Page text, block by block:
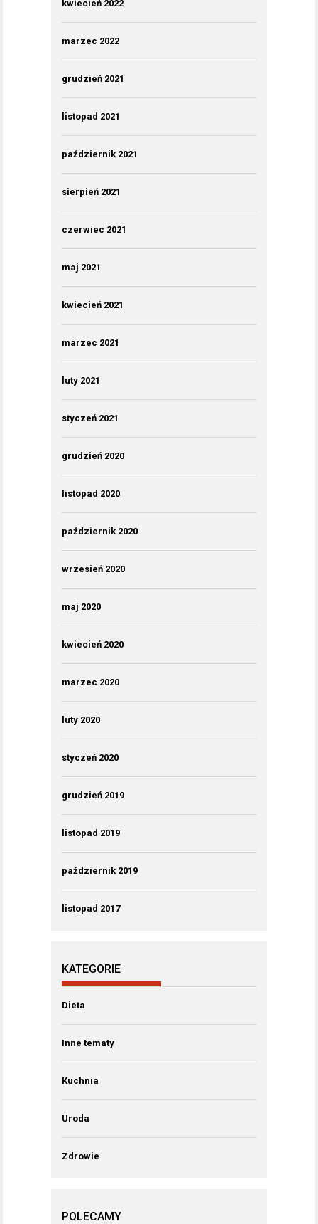
kwiecień 2022
marzec 2022
grudzień 2021
listopad 2021
październik 2021
sierpień 2021
czerwiec 2021
maj 2021
kwiecień 2021
marzec 2021
luty 2021
styczeń 2021
grudzień 2020
listopad 2020
październik 2020
wrzesień 2020
maj 2020
kwiecień 2020
marzec 2020
luty 2020
styczeń 2020
grudzień 2019
listopad 2019
październik 2019
listopad 2017
KATEGORIE
Dieta
Inne tematy
Kuchnia
Uroda
Zdrowie
POLECAMY